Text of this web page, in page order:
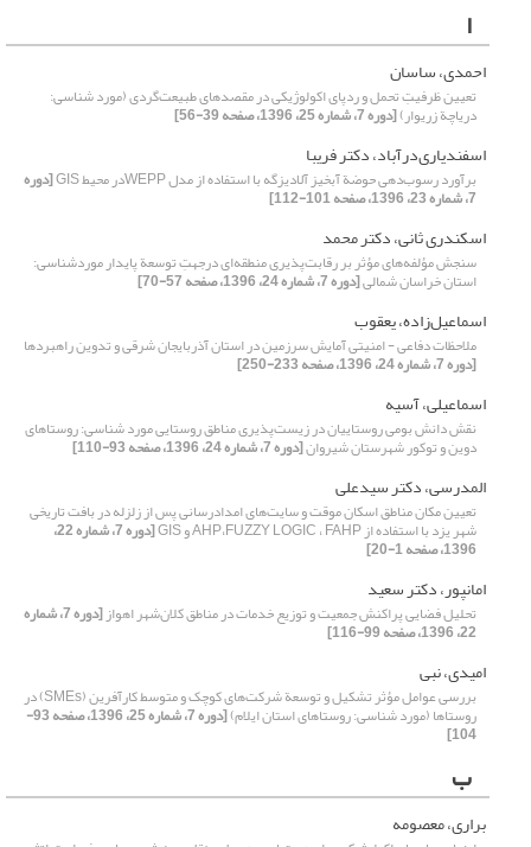
ا
احمدی، ساسان
تعیین ظرفیتِ تحمل و ردپای اکولوژیکی در مقصدهای طبیعت‌گردی (مورد شناسی:
دریاچة زریوار)[دوره 7، شماره 25، 1396، صفحه 39-56]
اسفندیاری‌درآباد، دکتر فریبا
برآورد رسوب‌دهی حوضة آبخیز آلادیزگه با استفاده از مدل WEPPدر محیط GIS [دوره
7، شماره 23، 1396، صفحه 101-112]
اسکندری ثانی، دکتر محمد
سنجش مؤلفه‌های مؤثر بر رقابت‌پذیری منطقه‌ای درجهتِ توسعة پایدار موردشناسی:
استان خراسان شمالی[دوره 7، شماره 24، 1396، صفحه 57-70]
اسماعیل‌زاده، یعقوب
ملاحظات دفاعی - امنیتی آمایش سرزمین در استان آذربایجان شرقی و تدوین راهبردها
[دوره 7، شماره 24، 1396، صفحه 233-250]
اسماعیلی، آسیه
نقش دانش بومی روستاییان در زیست‌پذیری مناطق روستایی مورد شناسی: روستاهای
دوین و توکور شهرستان شیروان[دوره 7، شماره 24، 1396، صفحه 93-110]
المدرسی، دکتر سید‌علی
تعیین مکان مناطق اسکان موقت و سایت‌های امداد‌رسانی پس از زلزله در بافت تاریخی
شهر یزد با استفاده از AHP،FUZZY LOGIC ، FAHP و GIS [دوره 7، شماره 22،
1396، صفحه 1-20]
امانپور، دکتر سعید
تحلیل فضایی پراکنش جمعیت و توزیع خدمات در مناطق کلان‌شهر اهواز [دوره 7، شماره
22، 1396، صفحه 99-116]
امیدی، نبی
بررسی عوامل مؤثر تشکیل و توسعة شرکت‌های کوچک و متوسط کارآفرین (SMEs) در
روستاها (مورد شناسی: روستا‌های استان ایلام) [دوره 7، شماره 25، 1396، صفحه 93-
104]
ب
براری، معصومه